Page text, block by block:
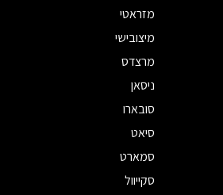
מזראטי
מיצובישי
מרצדס
ניסאן
סובארו
סיאט
סמארט
סקייוול